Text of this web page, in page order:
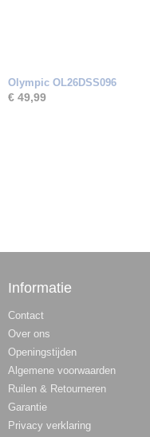
Olympic OL26DSS096
€ 49,99
Informatie
Contact
Over ons
Openingstijden
Algemene voorwaarden
Ruilen & Retourneren
Garantie
Privacy verklaring